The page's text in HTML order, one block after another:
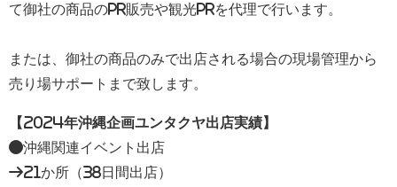
て御社の商品のPR販売や観光PRを代理で行います。
または、御社の商品のみで出店される場合の現場管理から
売り場サポートまで致します。
【2024年沖縄企画ユンタクヤ出店実績】
●沖縄関連イベント出店
→21か所（38⽇間出店）